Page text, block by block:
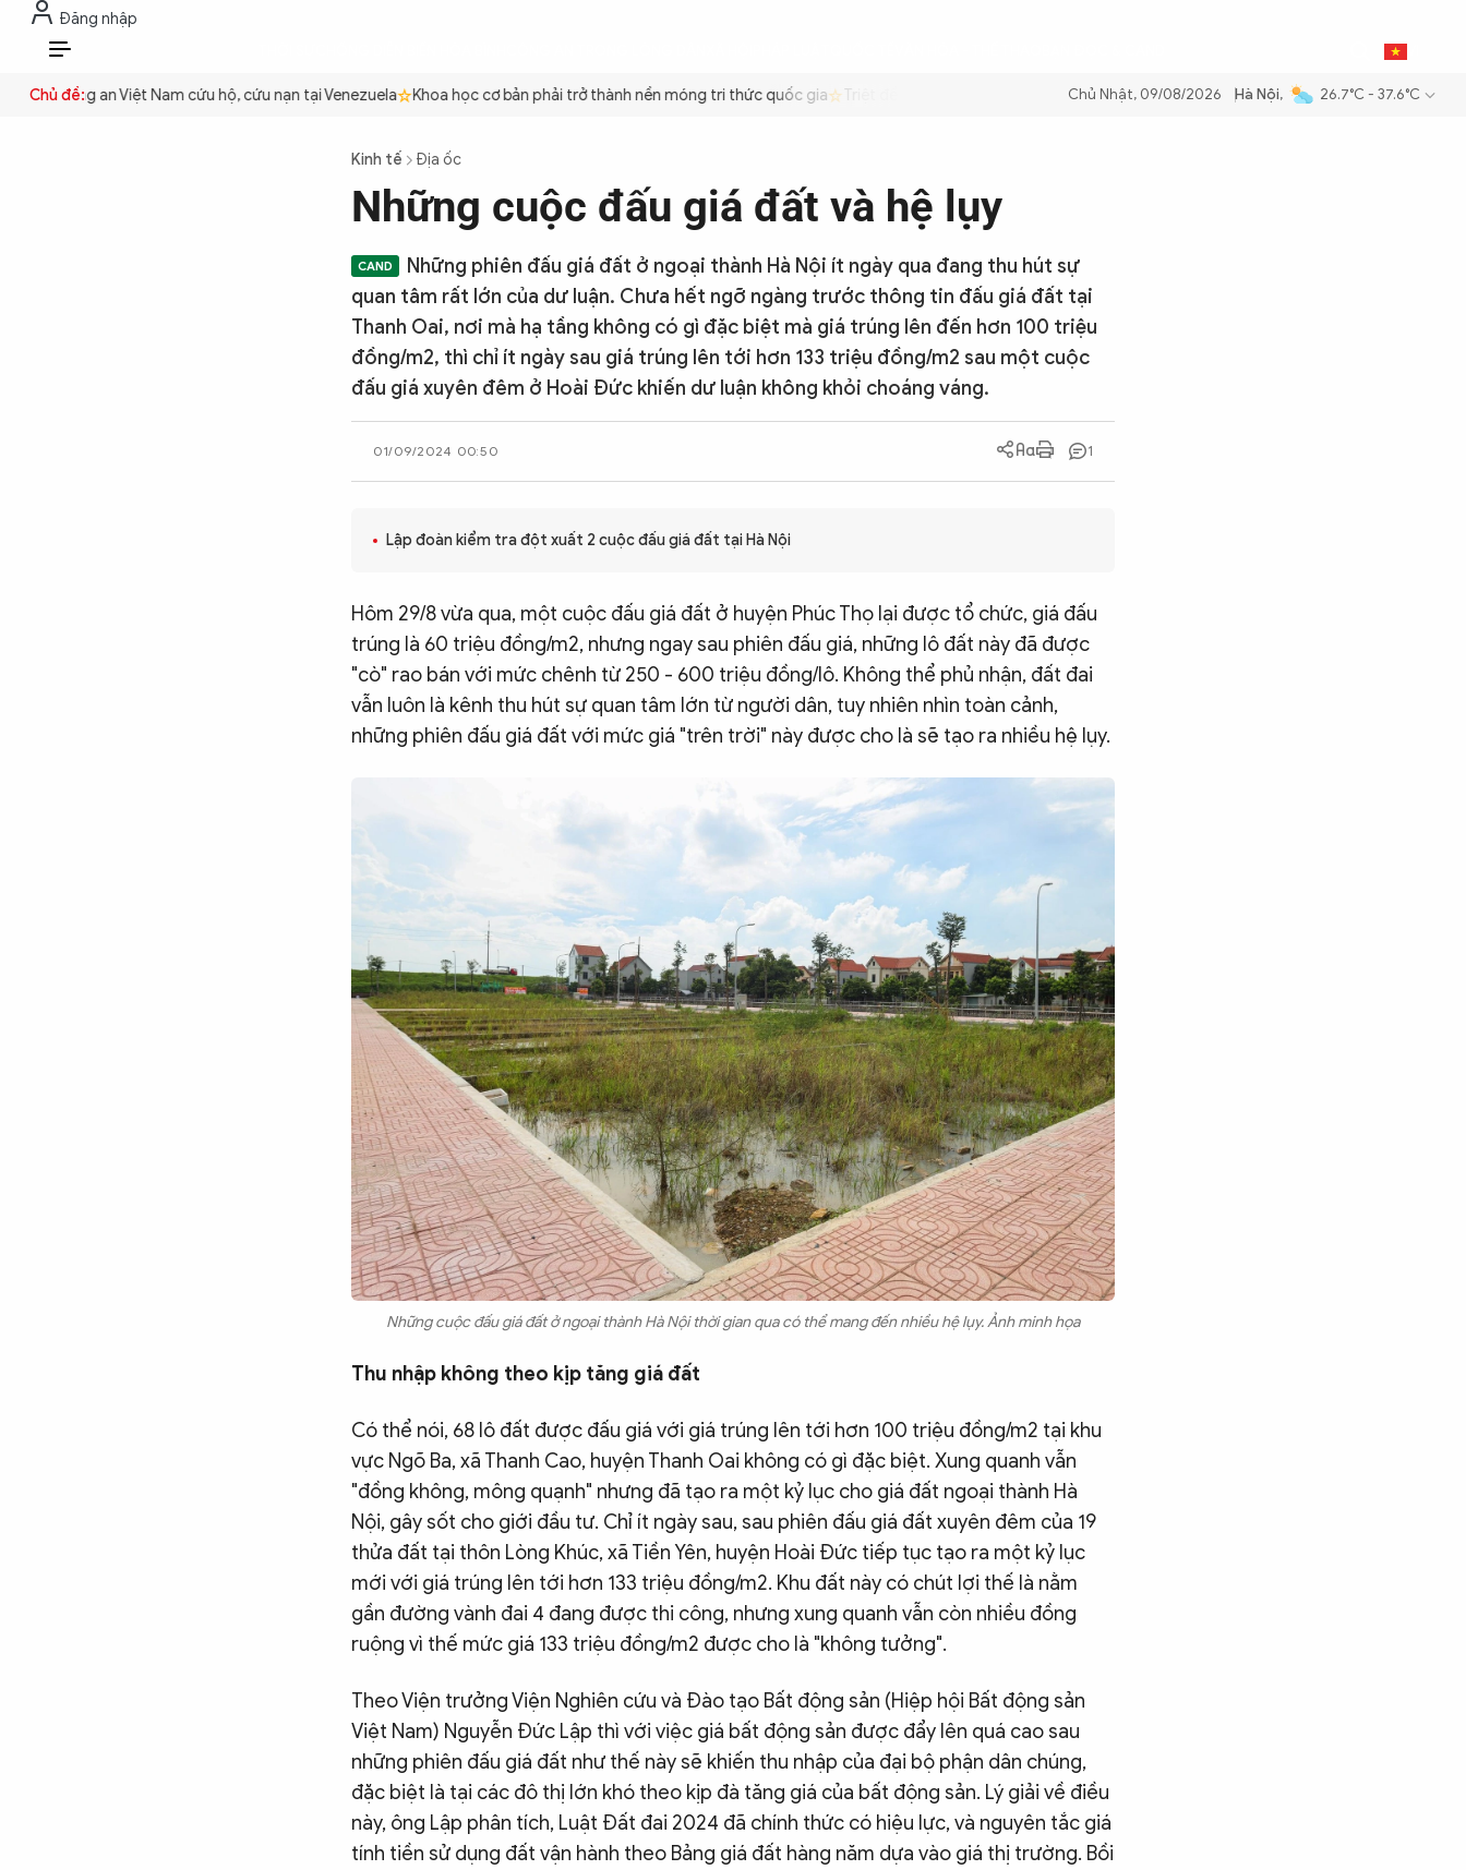
Đăng nhập
VI
Chủ đề:
Công an Việt Nam cứu hộ, cứu nạn tại Venezuela Khoa học cơ bản phải trở thành nền móng tri thức quốc gia Triệt để tiết kiệm xăng dầu để đảm bảo an ninh năng lượng quốc gia Thực hiện Nghị
Chủ Nhật, 09/08/2026 Hà Nội, 26.7°C - 37.6°C
Kinh tế Địa ốc
Những cuộc đấu giá đất và hệ lụy
Những phiên đấu giá đất ở ngoại thành Hà Nội ít ngày qua đang thu hút sự
quan tâm rất lớn của dư luận. Chưa hết ngỡ ngàng trước thông tin đấu giá đất tại
Thanh Oai, nơi mà hạ tầng không có gì đặc biệt mà giá trúng lên đến hơn 100 triệu
đồng/m2, thì chỉ ít ngày sau giá trúng lên tới hơn 133 triệu đồng/m2 sau một cuộc
đấu giá xuyên đêm ở Hoài Đức khiến dư luận không khỏi choáng váng.
01/09/2024 00:50 1
Lập đoàn kiểm tra đột xuất 2 cuộc đấu giá đất tại Hà Nội
Hôm 29/8 vừa qua, một cuộc đấu giá đất ở huyện Phúc Thọ lại được tổ chức, giá đấu
trúng là 60 triệu đồng/m2, nhưng ngay sau phiên đấu giá, những lô đất này đã được
"cò" rao bán với mức chênh từ 250 - 600 triệu đồng/lô. Không thể phủ nhận, đất đai
vẫn luôn là kênh thu hút sự quan tâm lớn từ người dân, tuy nhiên nhìn toàn cảnh,
những phiên đấu giá đất với mức giá "trên trời" này được cho là sẽ tạo ra nhiều hệ lụy.
Những cuộc đấu giá đất ở ngoại thành Hà Nội thời gian qua có thể mang đến nhiều hệ lụy. Ảnh minh họa
Thu nhập không theo kịp tăng giá đất
Có thể nói, 68 lô đất được đấu giá với giá trúng lên tới hơn 100 triệu đồng/m2 tại khu
vực Ngõ Ba, xã Thanh Cao, huyện Thanh Oai không có gì đặc biệt. Xung quanh vẫn
"đồng không, mông quạnh" nhưng đã tạo ra một kỷ lục cho giá đất ngoại thành Hà
Nội, gây sốt cho giới đầu tư. Chỉ ít ngày sau, sau phiên đấu giá đất xuyên đêm của 19
thửa đất tại thôn Lòng Khúc, xã Tiền Yên, huyện Hoài Đức tiếp tục tạo ra một kỷ lục
mới với giá trúng lên tới hơn 133 triệu đồng/m2. Khu đất này có chút lợi thế là nằm
gần đường vành đai 4 đang được thi công, nhưng xung quanh vẫn còn nhiều đồng
ruộng vì thế mức giá 133 triệu đồng/m2 được cho là "không tưởng".
Theo Viện trưởng Viện Nghiên cứu và Đào tạo Bất động sản (Hiệp hội Bất động sản
Việt Nam) Nguyễn Đức Lập thì với việc giá bất động sản được đẩy lên quá cao sau
những phiên đấu giá đất như thế này sẽ khiến thu nhập của đại bộ phận dân chúng,
đặc biệt là tại các đô thị lớn khó theo kịp đà tăng giá của bất động sản. Lý giải về điều
này, ông Lập phân tích, Luật Đất đai 2024 đã chính thức có hiệu lực, và nguyên tắc giá
tính tiền sử dụng đất vận hành theo Bảng giá đất hàng năm dựa vào giá thị trường. Bồi